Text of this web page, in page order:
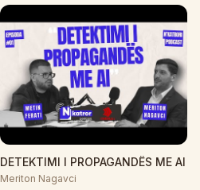
DETEKTIMI I PROPAGANDËS ME AI
Meriton Nagavci